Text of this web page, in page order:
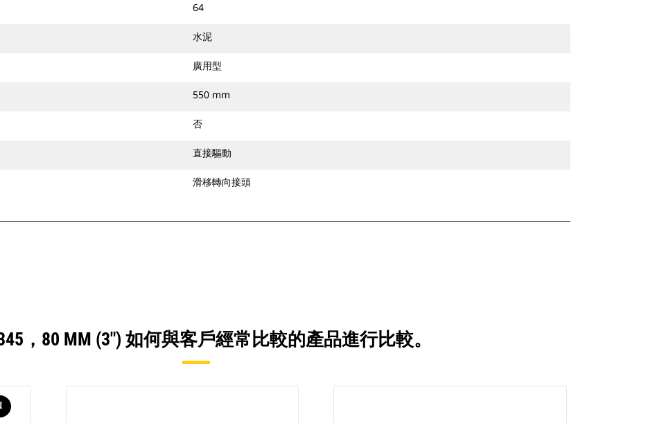
64
水泥
廣用型
550 mm
否
直接驅動
滑移轉向接頭
，80 MM (3") 如何與客戶經常比較的產品進行比較。